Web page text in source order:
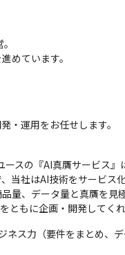
めています。
・運用をお任せします。
スの『AI真贋サービス』
当社はAI技術をサービス
量、データ量と真贋を見
もに企画・開発してく
ス力（要件をまとめ、